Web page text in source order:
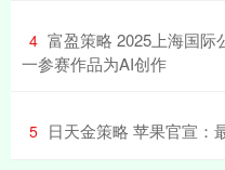
4 富盈策略 2025上海国际
一参赛作品为AI创作
5 日天金策略 苹果官宣：